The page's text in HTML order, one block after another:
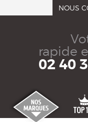
NOUS
rapide
02 40